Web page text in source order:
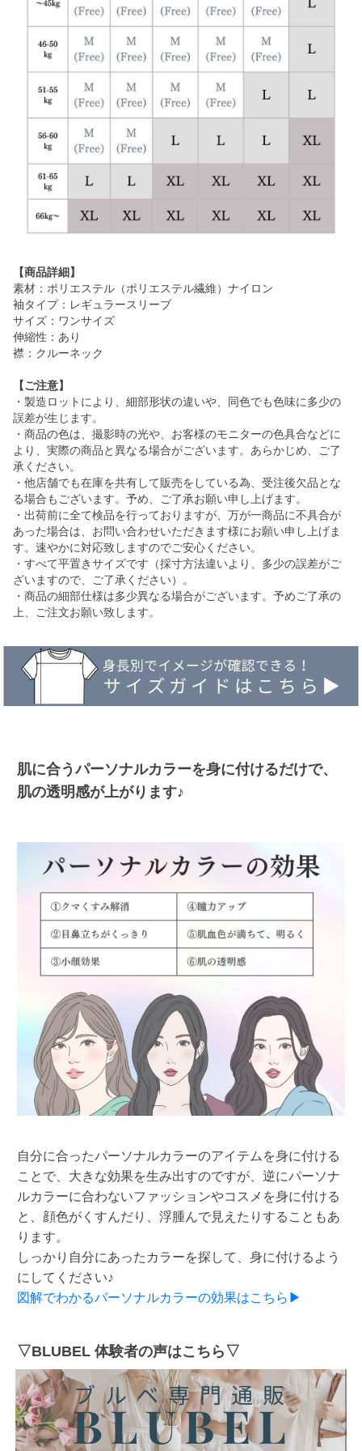
【商品詳細】
素材：ポリエステル（ポリエステル繊維）ナイロン
袖タイプ：レギュラースリーブ
サイズ：ワンサイズ
伸縮性：あり
襟：クルーネック
【ご注意】
・製造ロットにより、細部形状の違いや、同色でも色味に多少の
誤差が生じます。
・商品の色は、撮影時の光や、お客様のモニターの色具合などに
より、実際の商品と異なる場合がございます。あらかじめ、ご了
承ください。
・他店舗でも在庫を共有して販売をしている為、受注後欠品とな
る場合もございます。予め、ご了承お願い申し上げます。
・出荷前に全て検品を行っておりますが、万が一商品に不具合が
あった場合は、お問い合わせいただきます様にお願い申し上げま
す。速やかに対応致しますのでご安心ください。
・すべて平置きサイズです（採寸方法違いより、多少の誤差がご
ざいますので、ご了承ください）。
・商品の細部仕様は多少異なる場合がございます。予めご了承の
上、ご注文お願い致します。
肌に合うパーソナルカラーを身に付けるだけで、
肌の透明感が上がります♪
自分に合ったパーソナルカラーのアイテムを身に付ける
ことで、大きな効果を生み出すのですが、逆にパーソナ
ルカラーに合わないファッションやコスメを身に付ける
と、顔色がくすんだり、浮腫んで見えたりすることもあ
ります。
しっかり自分にあったカラーを探して、身に付けるよう
にしてください♪
図解でわかるパーソナルカラーの効果はこちら▶
▽BLUBEL 体験者の声はこちら▽